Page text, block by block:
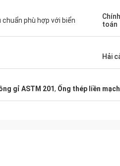
phù hợp với biển
toán
Hải
gỉ ASTM 201, Ống thép liền